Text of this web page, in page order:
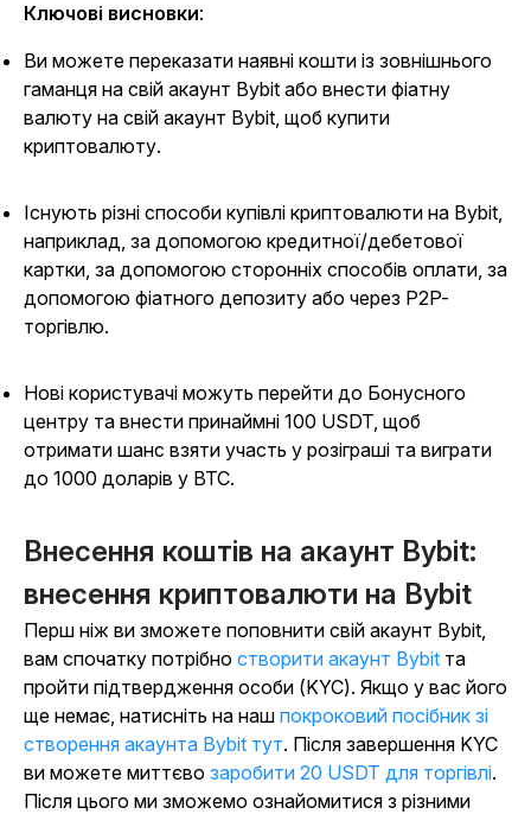
Ключові висновки:
Ви можете переказати наявні кошти із зовнішнього
гаманця на свій акаунт Bybit або внести фіатну
валюту на свій акаунт Bybit, щоб купити
криптовалюту.
Існують різні способи купівлі криптовалюти на Bybit,
наприклад, за допомогою кредитної/дебетової
картки, за допомогою сторонніх способів оплати, за
допомогою фіатного депозиту або через P2P-
торгівлю.
Нові користувачі можуть перейти до Бонусного
центру та внести принаймні 100 USDT, щоб
отримати шанс взяти участь у розіграші та виграти
до 1000 доларів у BTC.
Внесення коштів на акаунт Bybit:
внесення криптовалюти на Bybit
Перш ніж ви зможете поповнити свій акаунт Bybit,
вам спочатку потрібно створити акаунт Bybit та
пройти підтвердження особи (KYC). Якщо у вас його
ще немає, натисніть на наш покроковий посібник зі
створення акаунта Bybit тут. Після завершення KYC
ви можете миттєво заробити 20 USDT для торгівлі.
Після цього ми зможемо ознайомитися з різними